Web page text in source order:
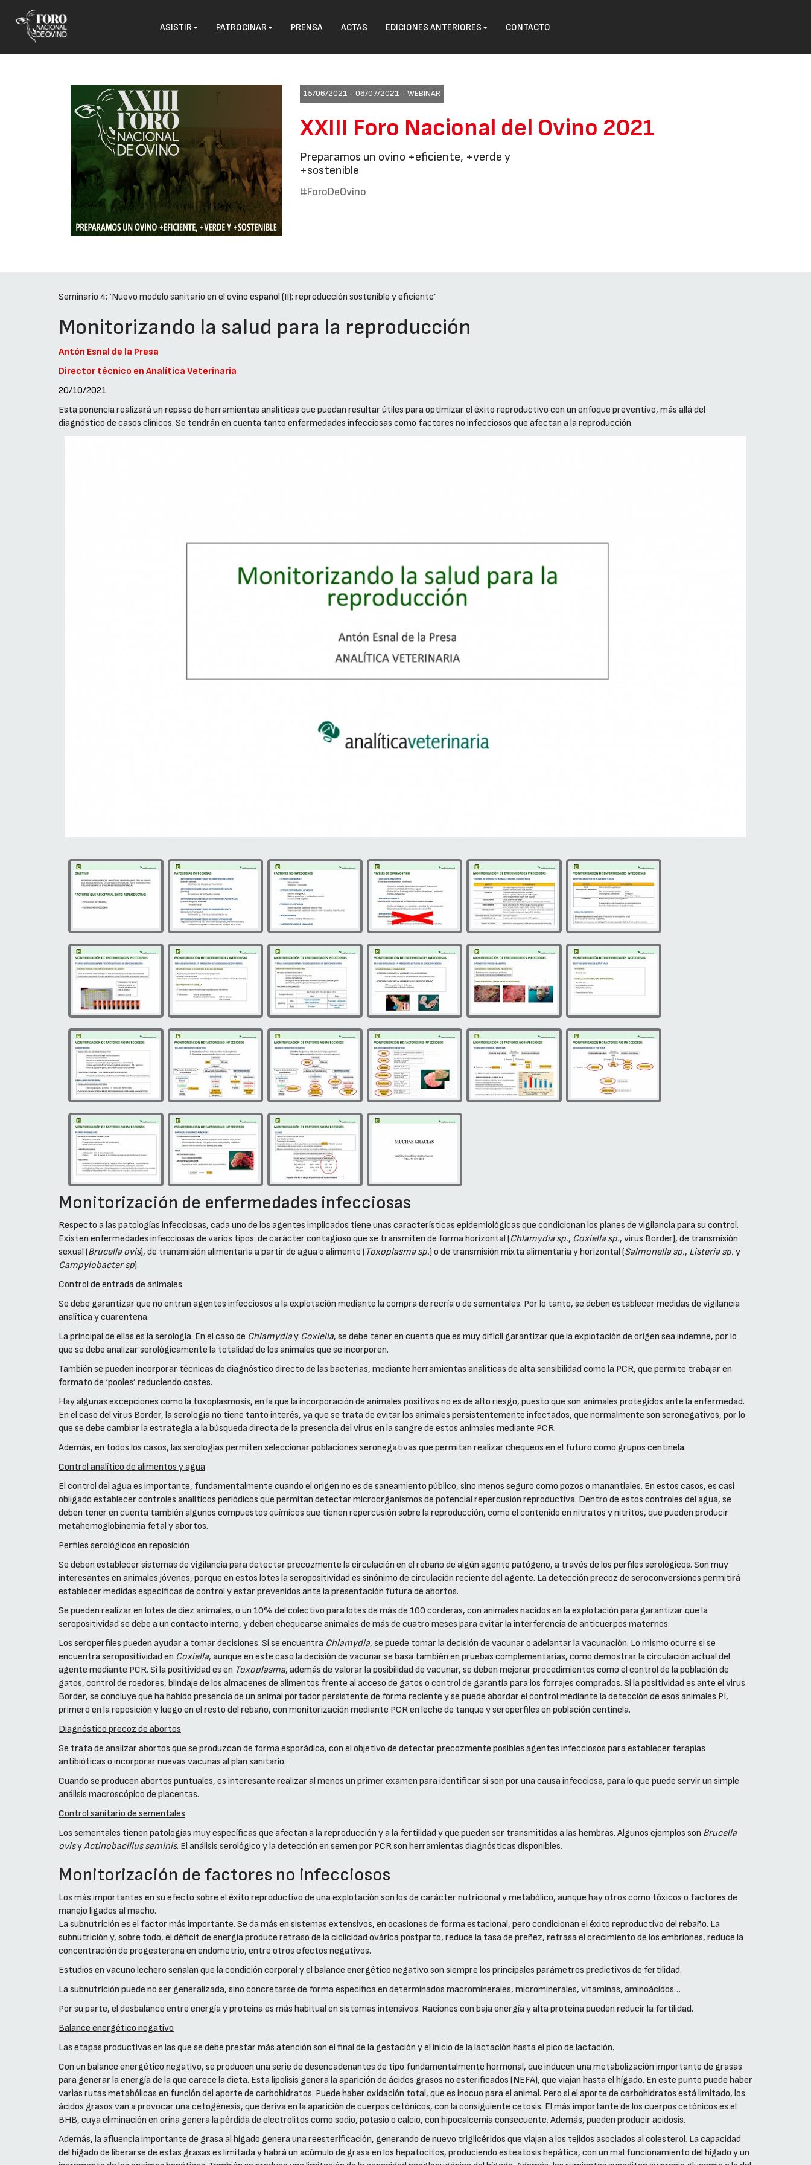
ASISTIR PATROCINAR PRENSA ACTAS EDICIONES ANTERIORES CONTACTO
15/06/2021 - 06/07/2021 - WEBINAR
XXIII Foro Nacional del Ovino 2021
Preparamos un ovino +eficiente, +verde y
+sostenible
#ForoDeOvino
Seminario 4: ‘Nuevo modelo sanitario en el ovino español (II): reproducción sostenible y eficiente’
Monitorizando la salud para la reproducción
Antón Esnal de la Presa
Director técnico en Analítica Veterinaria
20/10/2021
Esta ponencia realizará un repaso de herramientas analíticas que puedan resultar útiles para optimizar el éxito reproductivo con un enfoque preventivo, más allá del
diagnóstico de casos clínicos. Se tendrán en cuenta tanto enfermedades infecciosas como factores no infecciosos que afectan a la reproducción.
Monitorización de enfermedades infecciosas
Respecto a las patologías infecciosas, cada uno de los agentes implicados tiene unas características epidemiológicas que condicionan los planes de vigilancia para su control.
Existen enfermedades infecciosas de varios tipos: de carácter contagioso que se transmiten de forma horizontal (Chlamydia sp., Coxiella sp., virus Border), de transmisión
sexual (Brucella ovis), de transmisión alimentaria a partir de agua o alimento ( Toxoplasma sp.) o de transmisión mixta alimentaria y horizontal (Salmonella sp., Listeria sp. y
Campylobacter sp).
Control de entrada de animales
Se debe garantizar que no entran agentes infecciosos a la explotación mediante la compra de recría o de sementales. Por lo tanto, se deben establecer medidas de vigilancia
analítica y cuarentena.
La principal de ellas es la serología. En el caso de Chlamydiay Coxiella, se debe tener en cuenta que es muy difícil garantizar que la explotación de origen sea indemne, por lo
que se debe analizar serológicamente la totalidad de los animales que se incorporen.
También se pueden incorporar técnicas de diagnóstico directo de las bacterias, mediante herramientas analíticas de alta sensibilidad como la PCR, que permite trabajar en
formato de ‘pooles’ reduciendo costes.
Hay algunas excepciones como la toxoplasmosis, en la que la incorporación de animales positivos no es de alto riesgo, puesto que son animales protegidos ante la enfermedad.
En el caso del virus Border, la serología no tiene tanto interés, ya que se trata de evitar los animales persistentemente infectados, que normalmente son seronegativos, por lo
que se debe cambiar la estrategia a la búsqueda directa de la presencia del virus en la sangre de estos animales mediante PCR.
Además, en todos los casos, las serologías permiten seleccionar poblaciones seronegativas que permitan realizar chequeos en el futuro como grupos centinela.
Control analítico de alimentos y agua
El control del agua es importante, fundamentalmente cuando el origen no es de saneamiento público, sino menos seguro como pozos o manantiales. En estos casos, es casi
obligado establecer controles analíticos periódicos que permitan detectar microorganismos de potencial repercusión reproductiva. Dentro de estos controles del agua, se
deben tener en cuenta también algunos compuestos químicos que tienen repercusión sobre la reproducción, como el contenido en nitratos y nitritos, que pueden producir
metahemoglobinemia fetal y abortos.
Perfiles serológicos en reposición
Se deben establecer sistemas de vigilancia para detectar precozmente la circulación en el rebaño de algún agente patógeno, a través de los perfiles serológicos. Son muy
interesantes en animales jóvenes, porque en estos lotes la seropositividad es sinónimo de circulación reciente del agente. La detección precoz de seroconversiones permitirá
establecer medidas específicas de control y estar prevenidos ante la presentación futura de abortos.
Se pueden realizar en lotes de diez animales, o un 10% del colectivo para lotes de más de 100 corderas, con animales nacidos en la explotación para garantizar que la
seropositividad se debe a un contacto interno, y deben chequearse animales de más de cuatro meses para evitar la interferencia de anticuerpos maternos.
Los seroperfiles pueden ayudar a tomar decisiones. Si se encuentra Chlamydia, se puede tomar la decisión de vacunar o adelantar la vacunación. Lo mismo ocurre si se
encuentra seropositividad en Coxiella, aunque en este caso la decisión de vacunar se basa también en pruebas complementarias, como demostrar la circulación actual del
agente mediante PCR. Si la positividad es en Toxoplasma, además de valorar la posibilidad de vacunar, se deben mejorar procedimientos como el control de la población de
gatos, control de roedores, blindaje de los almacenes de alimentos frente al acceso de gatos o control de garantía para los forrajes comprados. Si la positividad es ante el virus
Border, se concluye que ha habido presencia de un animal portador persistente de forma reciente y se puede abordar el control mediante la detección de esos animales PI,
primero en la reposición y luego en el resto del rebaño, con monitorización mediante PCR en leche de tanque y seroperfiles en población centinela.
Diagnóstico precoz de abortos
Se trata de analizar abortos que se produzcan de forma esporádica, con el objetivo de detectar precozmente posibles agentes infecciosos para establecer terapias
antibióticas o incorporar nuevas vacunas al plan sanitario.
Cuando se producen abortos puntuales, es interesante realizar al menos un primer examen para identificar si son por una causa infecciosa, para lo que puede servir un simple
análisis macroscópico de placentas.
Control sanitario de sementales
Los sementales tienen patologías muy específicas que afectan a la reproducción y a la fertilidad y que pueden ser transmitidas a las hembras. Algunos ejemplos son Brucella
ovisyActinobacillus seminis. El análisis serológico y la detección en semen por PCR son herramientas diagnósticas disponibles.
Monitorización de factores no infecciosos
Los más importantes en su efecto sobre el éxito reproductivo de una explotación son los de carácter nutricional y metabólico, aunque hay otros como tóxicos o factores de
manejo ligados al macho.
La subnutrición es el factor más importante. Se da más en sistemas extensivos, en ocasiones de forma estacional, pero condicionan el éxito reproductivo del rebaño. La
subnutrición y, sobre todo, el déficit de energía produce retraso de la ciclicidad ovárica postparto, reduce la tasa de preñez, retrasa el crecimiento de los embriones, reduce la
concentración de progesterona en endometrio, entre otros efectos negativos.
Estudios en vacuno lechero señalan que la condición corporal y el balance energético negativo son siempre los principales parámetros predictivos de fertilidad.
La subnutrición puede no ser generalizada, sino concretarse de forma específica en determinados macrominerales, microminerales, vitaminas, aminoácidos…
Por su parte, el desbalance entre energía y proteína es más habitual en sistemas intensivos. Raciones con baja energía y alta proteína pueden reducir la fertilidad.
Balance energético negativo
Las etapas productivas en las que se debe prestar más atención son el final de la gestación y el inicio de la lactación hasta el pico de lactación.
Con un balance energético negativo, se producen una serie de desencadenantes de tipo fundamentalmente hormonal, que inducen una metabolización importante de grasas
para generar la energía de la que carece la dieta. Esta lipolisis genera la aparición de ácidos grasos no esterificados (NEFA), que viajan hasta el hígado. En este punto puede haber
varias rutas metabólicas en función del aporte de carbohidratos. Puede haber oxidación total, que es inocuo para el animal. Pero si el aporte de carbohidratos está limitado, los
ácidos grasos van a provocar una cetogénesis, que deriva en la aparición de cuerpos cetónicos, con la consiguiente cetosis. El más importante de los cuerpos cetónicos es el
BHB, cuya eliminación en orina genera la pérdida de electrolitos como sodio, potasio o calcio, con hipocalcemia consecuente. Además, pueden producir acidosis.
Además, la afluencia importante de grasa al hígado genera una reesterificación, generando de nuevo triglicéridos que viajan a los tejidos asociados al colesterol. La capacidad
del hígado de liberarse de estas grasas es limitada y habrá un acúmulo de grasa en los hepatocitos, produciendo esteatosis hepática, con un mal funcionamiento del hígado y un